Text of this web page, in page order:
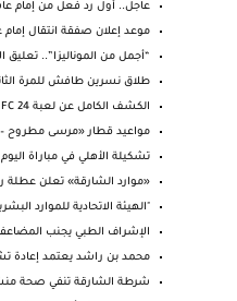
عاجل.. أول رد فعل من إمام
موعد إعلان صفقة انتقال إمام
“أجمل من الموناليزا”.. تعليق
طلاق نسرين طافش للمرة الثانية بعد 3 أشهر
الكشف الكامل عن لعبة EA Sports FC 24 وموعد الإطلاق
مواعيد قطار «مرسى مطروح –
تشكيلة الأهلي في مباراة
«موارد الشارقة» تعلن عطلة رأس
"الهيئة الاتحادية للموارد
الإشراف الطبي يجنب
محمد بن راشد يعتمد إعادة
شرطة الشارقة تنفي صحة